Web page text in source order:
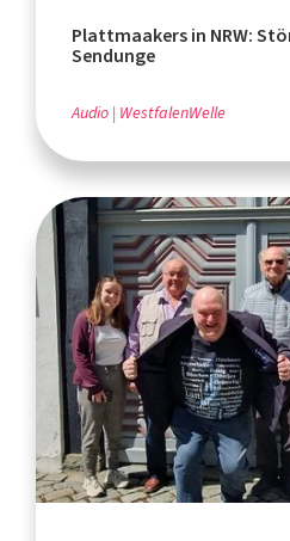
Plattmaakers in NRW:
Sendunge
Audio WestfalenWelle